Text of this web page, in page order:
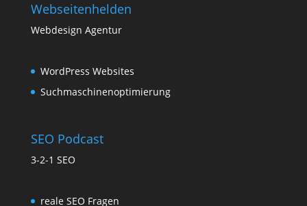
Webseitenhelden
Webdesign Agentur
WordPress Websites
Suchmaschinenoptimierung
SEO Podcast
3-2-1 SEO
reale SEO Fragen